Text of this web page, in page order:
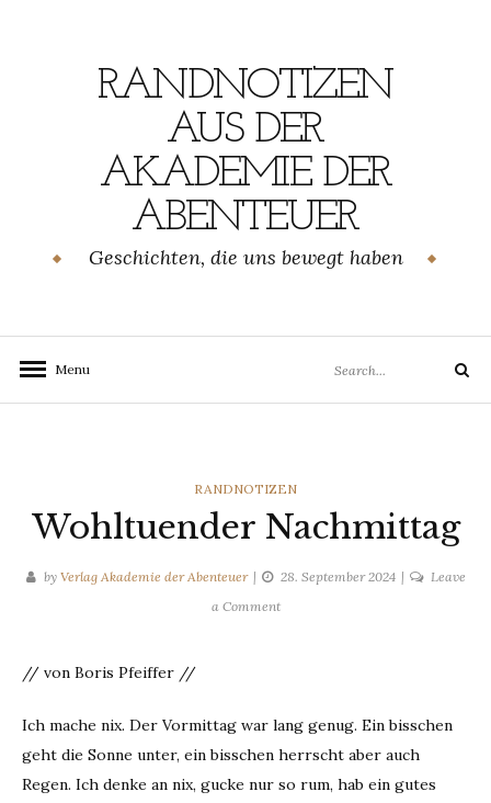
RANDNOTIZEN
AUS DER
AKADEMIE DER
ABENTEUER
Geschichten, die uns bewegt haben
Menu
for:
Search
CATEGORIES
RANDNOTIZEN
Wohltuender Nachmittag
by Verlag Akademie der Abenteuer 28. September 2024
Leave
a Commenton
// von Boris Pfeiffer //
Ich mache nix. Der Vormittag war lang genug. Ein bisschen
geht die Sonne unter, ein bisschen herrscht aber auch
Regen. Ich denke an nix, gucke nur so rum, hab ein gutes